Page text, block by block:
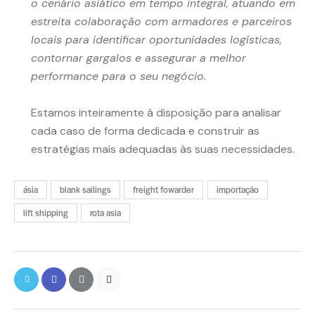
o cenário asiático em tempo integral, atuando em
estreita colaboração com armadores e parceiros
locais para identificar oportunidades logísticas,
contornar gargalos e assegurar a melhor
performance para o seu negócio.
Estamos inteiramente à disposição para analisar
cada caso de forma dedicada e construir as
estratégias mais adequadas às suas necessidades.
ásia blank sailings freight fowarder
importação
lift shipping
rota asia